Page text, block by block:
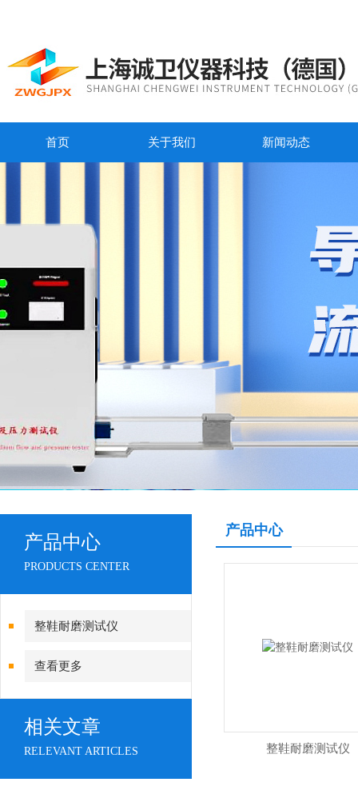
首页 关于我们 新闻动态
产品中心
PRODUCTS CENTER
整鞋耐磨测试仪
查看更多
相关文章
RELEVANT ARTICLES
产品中心
整鞋耐磨测试仪